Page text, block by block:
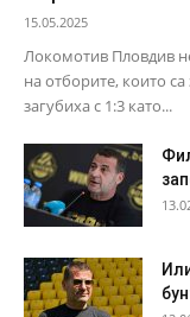
15.05.2025
Локомотив Пловдив
на отборите, които
загубиха с 1:3 като...